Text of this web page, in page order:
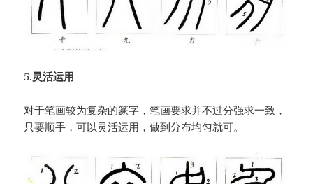
5.灵活运用
对于笔画较为复杂的篆字，笔画要求并不过分强求一致，
只要顺手，可以灵活运用，做到分布均匀就可。